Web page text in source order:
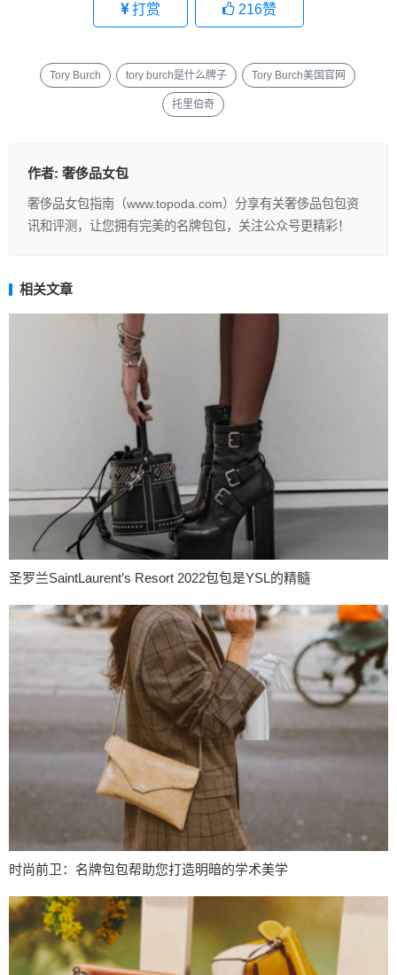
打赏 216赞
Tory Burch tory burch是什么牌子 Tory Burch美国官网
托里伯奇
作者: 奢侈品女包
奢侈品女包指南（www.topoda.com）分享有关奢侈品包包资
讯和评测，让您拥有完美的名牌包包，关注公众号更精彩！
相关文章
圣罗兰SaintLaurent’s Resort 2022包包是YSL的精髓
时尚前卫：名牌包包帮助您打造明暗的学术美学